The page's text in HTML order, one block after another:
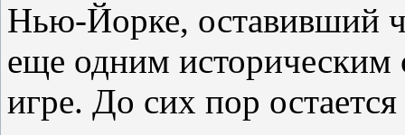
Нью-Йорке, оставивший
еще одним историческим
игре. До сих пор